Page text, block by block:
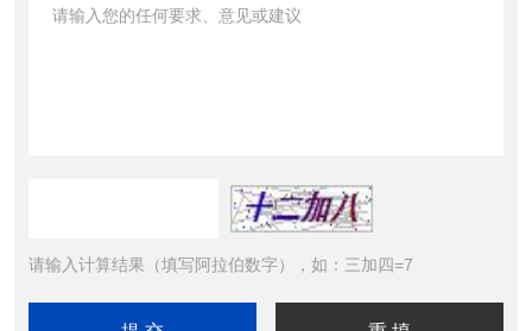
请输入计算结果（填写阿拉伯数字），如：三加四=7